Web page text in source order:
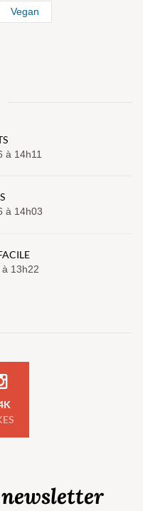
Vegan
à 14h11
à 14h03
13h22